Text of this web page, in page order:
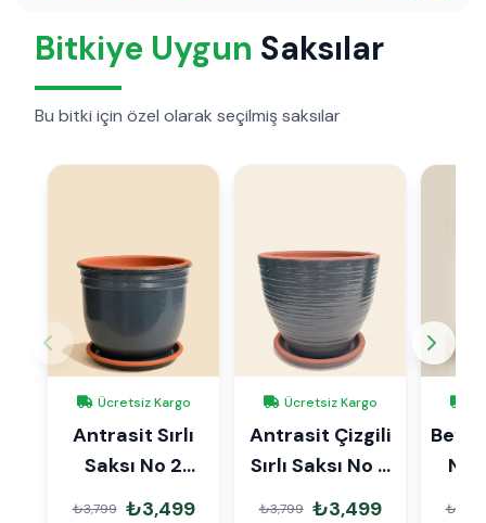
Bitkiye Uygun Saksılar
Bu bitki için özel olarak seçilmiş saksılar
Ücretsiz Kargo
Antrasit Sırlı
Saksı No 2
Ø20cm
₺3,799 ₺3,499
Ücretsiz Kargo
Antrasit Çizgili
Sırlı Saksı No 2
Ø20cm
₺3,799 ₺3,499
No